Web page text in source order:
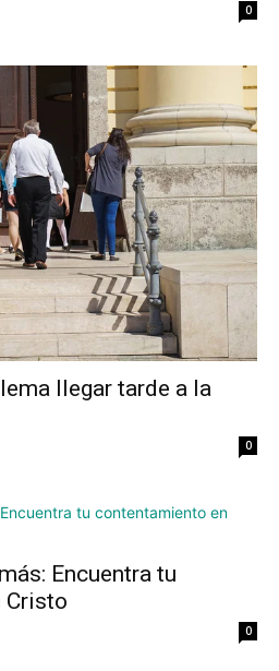
0
llegar tarde a la
0
Encuentra tu
Cristo
0